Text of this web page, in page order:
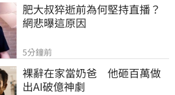
肥大叔猝逝前為何堅持直播？
網悲曝這原因
5分鐘前
裸辭在家當奶爸　他砸百萬做
出AI破億神劇